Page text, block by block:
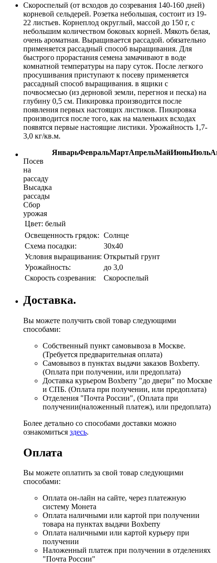
Скороспелый (от всходов до созревания 140-160 дней)
корневой сельдерей. Розетка небольшая, состоит из 19-
22 листьев. Корнеплод округлый, массой до 150 г, с
небольшим количеством боковых корней. Мякоть белая,
очень ароматная. Выращивается рассадой. обязательно
применяется рассадный способ выращивания. Для
быстрого прорастания семена замачивают в воде
комнатной температуры на пару суток. После легкого
просушивания приступают к посеву применяется
рассадный способ выращивания. в ящики с
почвосмесью (из дерновой земли, перегноя и песка) на
глубину 0,5 см. Пикировка производится после
появления первых настоящих листиков. Пикировка
производится после того, как на маленьких всходах
появятся первые настоящие листики. Урожайность 1,7-
3,0 кг/кв.м.
ЯнварьФевральМартАпрельМайИюньИюль
Посев
на
рассаду
Высадка
рассады
Сбор
урожая
Цвет: белый
Освещенность грядок: Солнце
Схема посадки:
30х40
Условия выращивания: Открытый грунт
Урожайность:
до 3,0
Скорость созревания:
Скороспелый
Доставка.
Вы можете получить свой товар следующими
способами:
Собственный пункт самовывоза в Москве.
(Требуется предварительная оплата)
Самовывоз в пунктах выдачи заказов Boxberry.
(Оплата при получении, или предоплата)
Доставка курьером Boxberry "до двери" по Москве
и СПБ. (Оплата при получении, или предоплата)
Отделения "Почта России", (Оплата при
получении(наложенный платеж), или предоплата)
Более детально со способами доставки можно
ознакомиться здесь.
Оплата
Вы можете оплатить за свой товар следующими
способами:
Оплата он-лайн на сайте, через платежную
систему Монета
Оплата наличными или картой при получении
товара на пунктах выдачи Boxberry
Оплата наличными или картой курьеру при
получении
Наложенный платеж при получении в отделениях
"Почта России"